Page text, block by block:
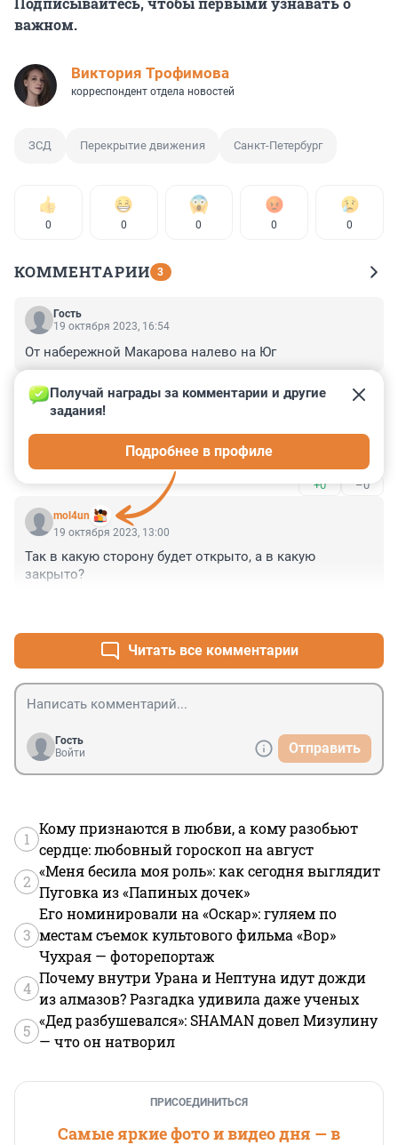
важном.
Виктория Трофимова
корреспондент отдела новостей
ЗСД Перекрытие движения Санкт-Петербург
0 0 0 0 0
КОММЕНТАРИИ 3
Гость
19 октября 2023, 16:54
От набережной Макарова налево на Юг
–0
Гость
Круто, но и на юго-западе нужны развязки
+0 –0
mol4un
Получай награды за комментарии и другие
задания!
Подробнее в профиле
19 октября 2023, 13:00
Так в какую сторону будет открыто, а в какую
закрыто?
Читать все комментарии
Гость
Войти
Отправить
1
Кому признаются в любви, а кому разобьют
сердце: любовный гороскоп на август
2
«Меня бесила моя роль»: как сегодня выглядит
Пуговка из «Папиных дочек»
3
Его номинировали на «Оскар»: гуляем по
местам съемок культового фильма «Вор»
Чухрая — фоторепортаж
4
Почему внутри Урана и Нептуна идут дожди
из алмазов? Разгадка удивила даже ученых
5
«Дед разбушевался»: SHAMAN довел Мизулину
— что он натворил
ПРИСОЕДИНИТЬСЯ
Самые яркие фото и видео дня — в